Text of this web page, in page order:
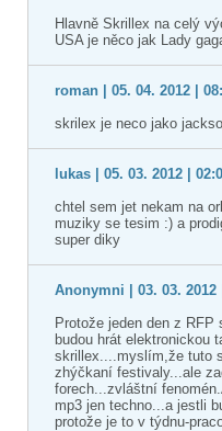
Hlavně Skrillex na celý
USA je něco jak Lady
roman | 05. 04. 2012 |
skrilex je neco jako
lukas | 05. 03. 2012 |
chtel sem jet nekam na
muziky se tesim :) a
super diky
Anonymni | 03. 03. 2012
Protože jeden den z
budou hrát elektronickou
skrillex....myslím,že tuto
zhýčkaní festivaly...ale
forech...zvláštní
mp3 jen techno...a jestli
protože je to v týdnu-